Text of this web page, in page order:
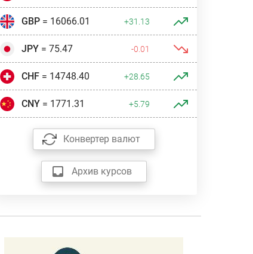
GBP= 16066.01 +31.13
JPY= 75.47 -0.01
CHF= 14748.40 +28.65
CNY= 1771.31 +5.79
Конвертер валют
Архив курсов